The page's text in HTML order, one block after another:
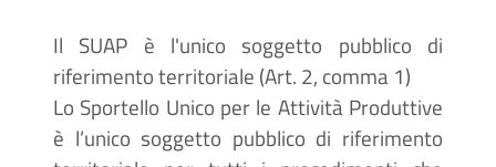
Il SUAP è l'unico soggetto pubblico di
riferimento territoriale (Art. 2, comma 1)
Lo Sportello Unico per le Attività Produttive
è l’unico soggetto pubblico di riferimento